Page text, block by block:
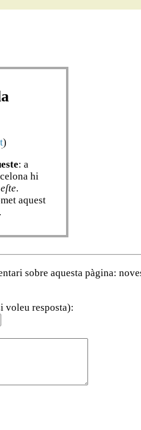
)
: a
hi
.
aquest
sobre aquesta pàgina:
voleu resposta):